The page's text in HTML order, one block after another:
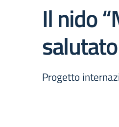
Il nido
Progetto